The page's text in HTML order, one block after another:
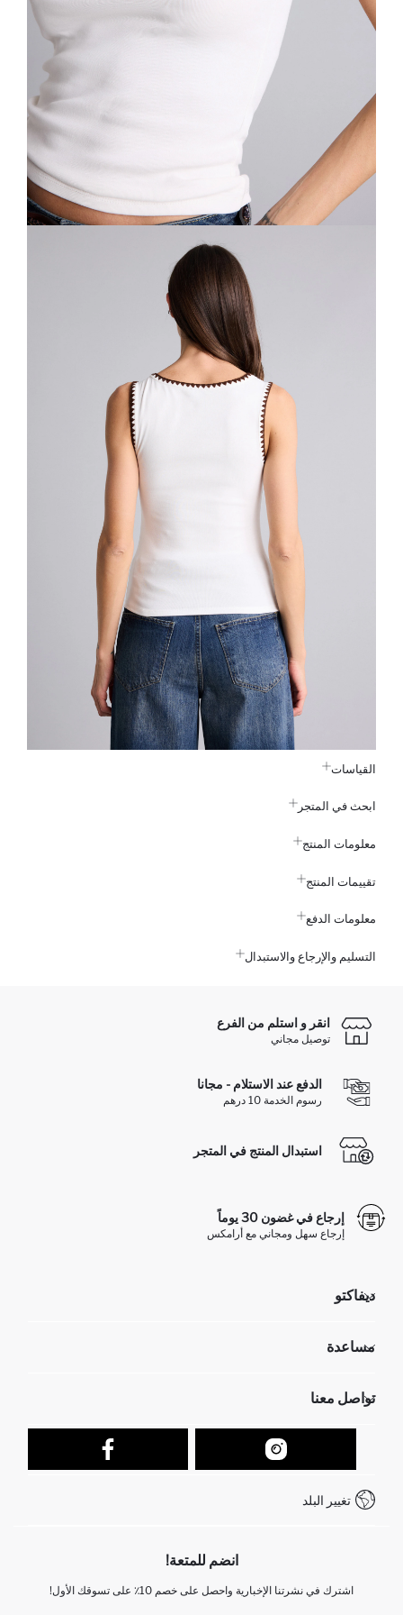
القياسات
ابحث في المتجر
معلومات المنتج
تقييمات المنتج
معلومات الدفع
التسليم والإرجاع والاستبدال
انقر و استلم من الفرع
توصيل مجاني
الدفع عند الاستلام - مجانا
رسوم الخدمة 10 درهم
استبدال المنتج في المتجر
إرجاع في غضون 30 يوماً
إرجاع سهل ومجاني مع أرامكس
ديفاكتو
تعرف علينا
مساعدة
عمليات الارجاع و الاستبدال السهلة
تتبع الشحنة
كيف يمكنك التسوق في ديفاكتو ؟
كيف تدفع في ديفاكتو؟
تواصل معنا
نموذج الاتصال
+212 525 076 633 خدمة العملاءتغيير البلد
انضم للمتعة!
اشترك في نشرتنا الإخبارية واحصل على خصم 10٪ على تسوقك الأول!